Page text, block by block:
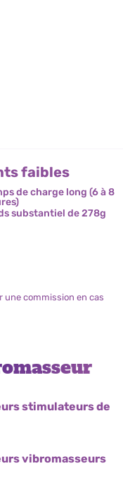
faibles
substantiel de 278g
une commission en cas
stimulateurs de
vibromasseurs